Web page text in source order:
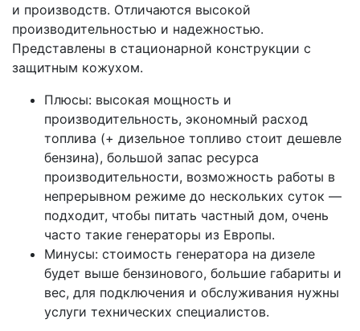
и производств. Отличаются высокой
производительностью и надежностью.
Представлены в стационарной конструкции с
защитным кожухом.
Плюсы: высокая мощность и
производительность, экономный расход
топлива (+ дизельное топливо стоит дешевле
бензина), большой запас ресурса
производительности, возможность работы в
непрерывном режиме до нескольких суток —
подходит, чтобы питать частный дом, очень
часто такие генераторы из Европы.
Минусы: стоимость генератора на дизеле
будет выше бензинового, большие габариты и
вес, для подключения и обслуживания нужны
услуги технических специалистов.